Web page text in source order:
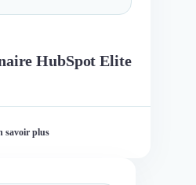
HubSpot Elite
savoir plus